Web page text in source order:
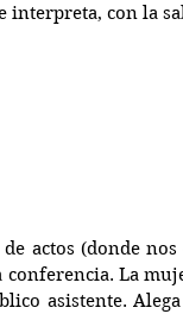
interpreta, con la
actos (donde nos
conferencia. La
asistente.